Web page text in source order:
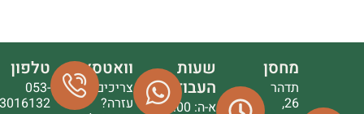
מחסן
תדהר
26,
שעות
העבודה
א-ה: 9:00
וואטסאפ
צריכים
עזרה?
טלפון
053-
3016132